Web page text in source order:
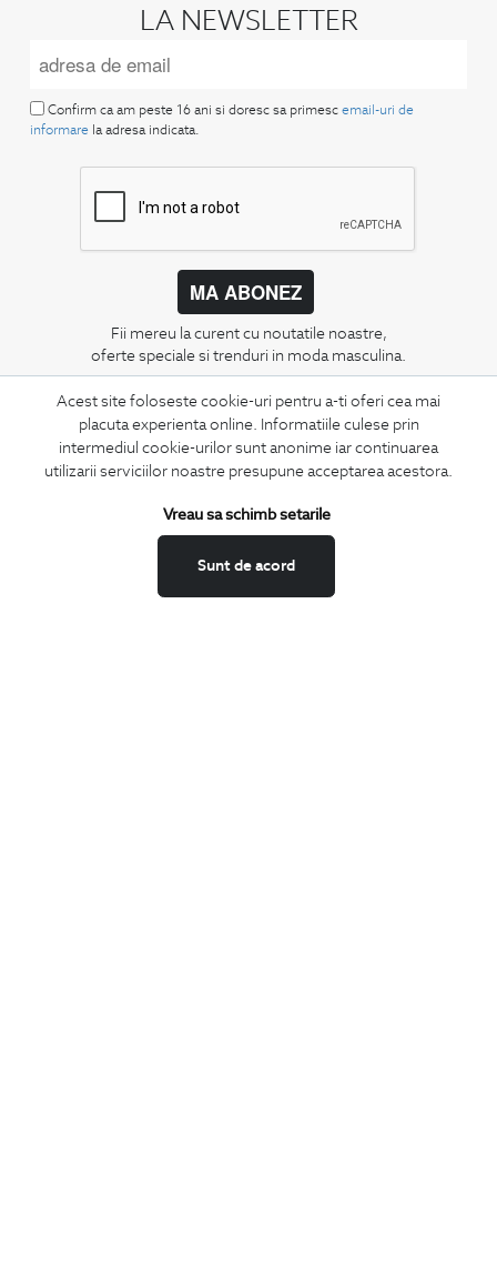
Acest site foloseste cookie-uri pentru a-ti oferi cea mai
placuta experienta online. Informatiile culese prin
intermediul cookie-urilor sunt anonime iar continuarea
utilizarii serviciilor noastre presupune acceptarea acestora.
Sunt de acord
Vreau sa schimb setarile
LA NEWSLETTER
Confirm ca am peste 16 ani si doresc sa primesc email-uri de
informare la adresa indicata.
MA ABONEZ
Fii mereu la curent cu noutatile noastre,
oferte speciale si trenduri in moda masculina.
CONCIERGE
Termeni si conditii
Schimburi si retur
ANPC